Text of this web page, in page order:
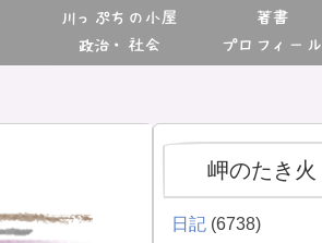
川っぷちの小屋
政治・社会
著書
プロフィール
岬のたき火
日記 (6738)